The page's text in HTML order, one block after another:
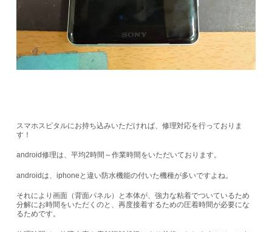
スマホスピタルにお持ち込みいただければ、修理対応を行っておりま
す！
android修理は、平均2時間～作業時間をいただいております。
androidは、iphoneと違い防水機能の付いた機種が多いですよね。
それにより画面（背面パネル）と本体が、強力な粘着でついているため
分解にお時間をいただくのと、再度接着するための圧着時間が必要にな
るためです。